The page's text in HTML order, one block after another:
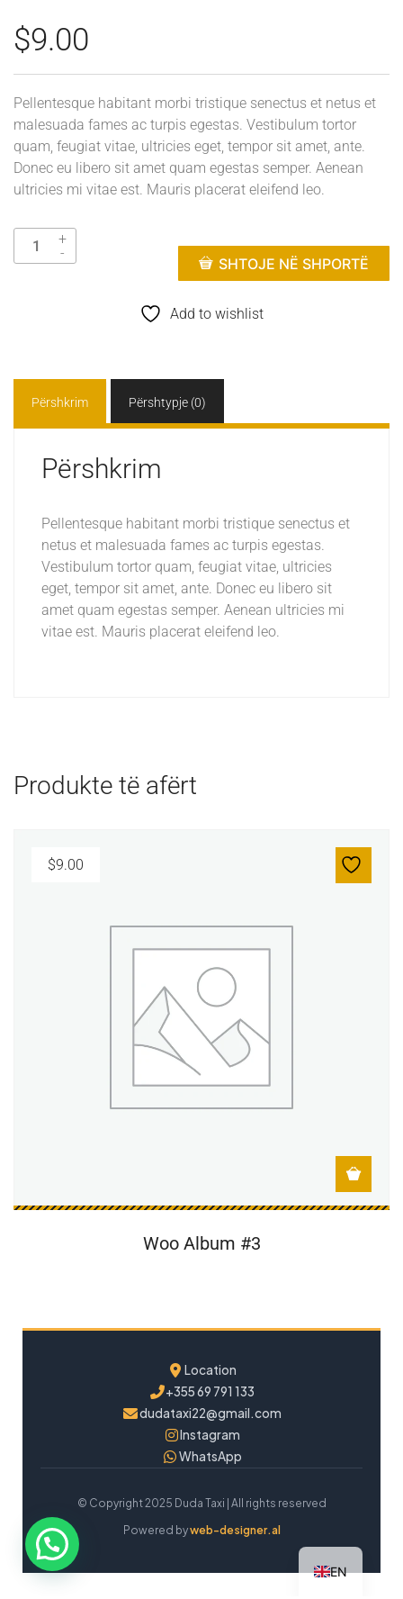
$9.00
Pellentesque habitant morbi tristique senectus et netus et
malesuada fames ac turpis egestas. Vestibulum tortor
quam, feugiat vitae, ultricies eget, tempor sit amet, ante.
Donec eu libero sit amet quam egestas semper. Aenean
ultricies mi vitae est. Mauris placerat eleifend leo.
SHTOJE NË SHPORTË
Add to wishlist
Përshkrim Përshtypje (0)
Përshkrim
Pellentesque habitant morbi tristique senectus et
netus et malesuada fames ac turpis egestas.
Vestibulum tortor quam, feugiat vitae, ultricies
eget, tempor sit amet, ante. Donec eu libero sit
amet quam egestas semper. Aenean ultricies mi
vitae est. Mauris placerat eleifend leo.
Produkte të afërt
$9.00
Woo Album #3
Location
+355 69 791 133
dudataxi22@gmail.com
Instagram
WhatsApp
© Copyright 2025 Duda Taxi | All rights reserved
Powered byweb-designer.al
EN